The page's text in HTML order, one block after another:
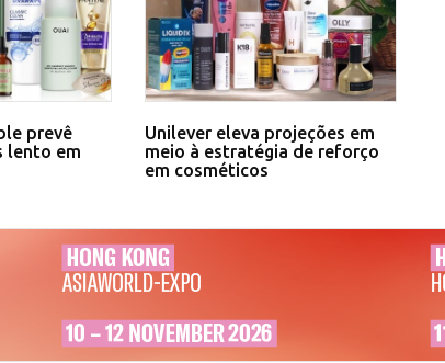
prevê
lento em
Unilever eleva projeções em
meio à estratégia de reforço
em cosméticos